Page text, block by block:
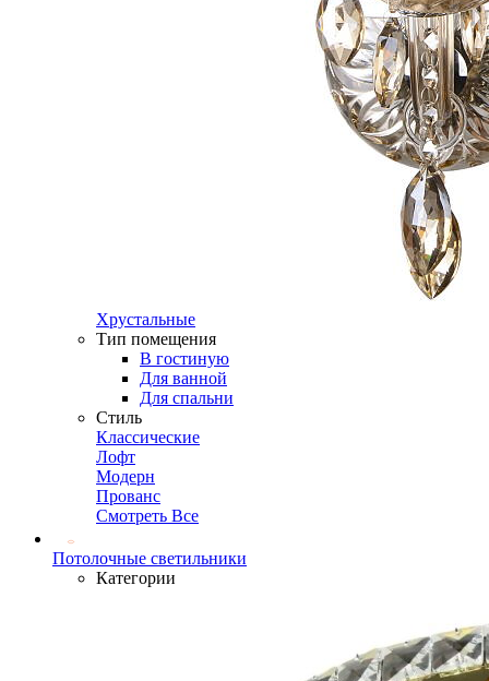
Хрустальные
Тип помещения
В гостиную
Для ванной
Для спальни
Стиль
Классические
Лофт
Модерн
Прованс
Смотреть Все
Потолочные светильники
Категории